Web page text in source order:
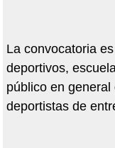
La convocatoria
deportivos,
público en
deportistas de